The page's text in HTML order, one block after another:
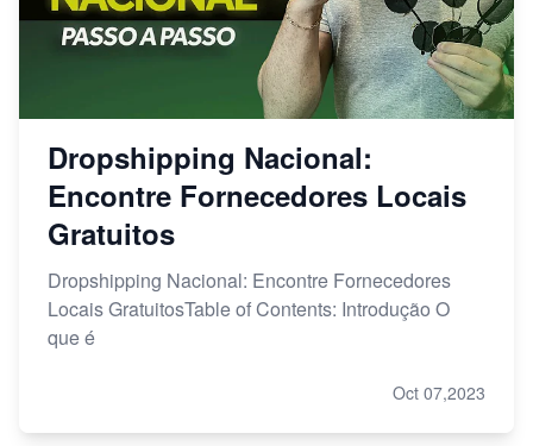
Dropshipping Nacional:
Encontre Fornecedores Locais
Gratuitos
Dropshipping Nacional: Encontre Fornecedores
Locais GratuitosTable of Contents: Introdução O
que é
Oct 07,2023